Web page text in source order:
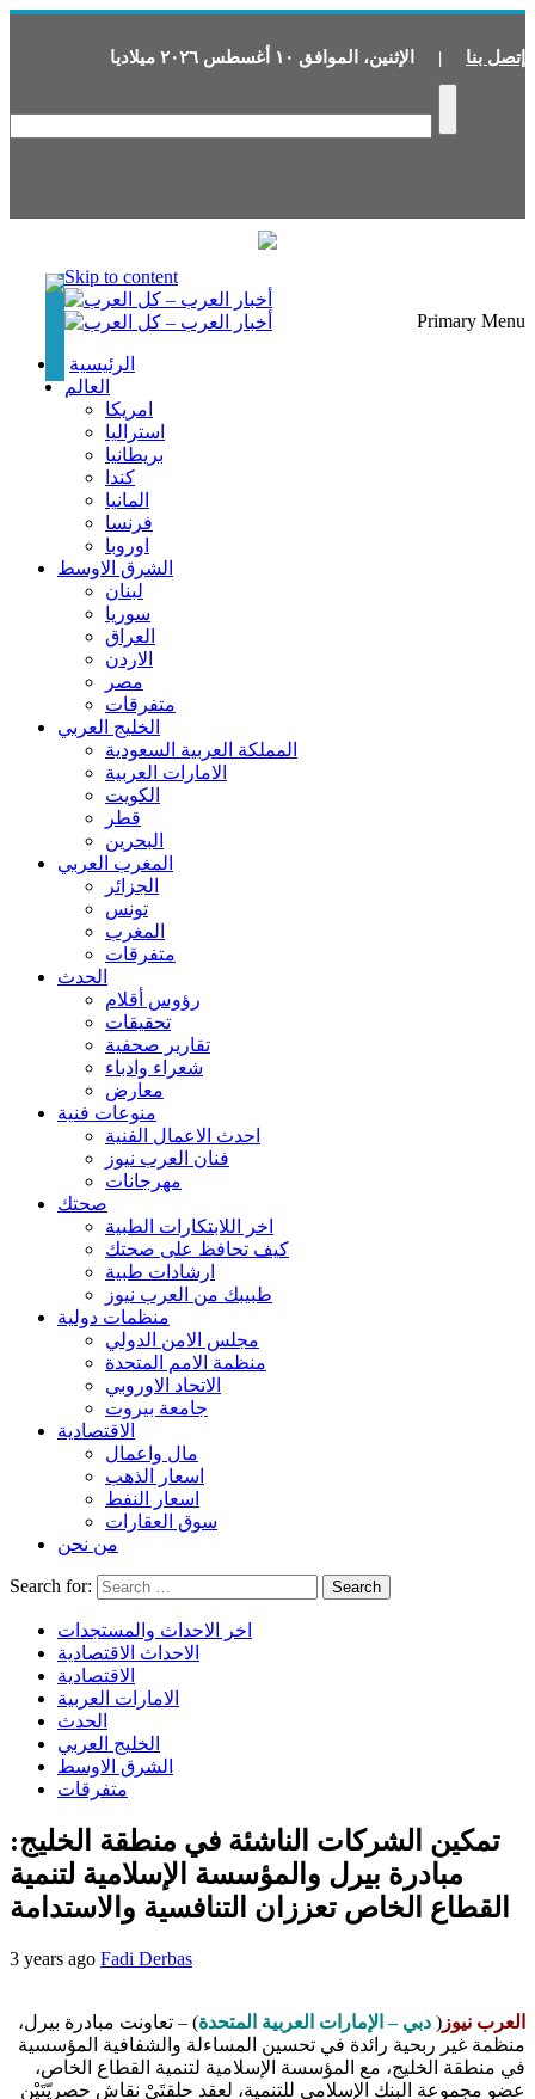
إتصل بنا | الإثنين، الموافق ١٠ أغسطس ٢٠٢٦ ميلاديا
Skip to content
Primary Menu
الرئيسية
العالم
امريكا
استراليا
بريطانيا
كندا
المانيا
فرنسا
اوروبا
الشرق الاوسط
لبنان
سوريا
العراق
الاردن
مصر
متفرقات
الخليج العربي
المملكة العربية السعودية
الامارات العربية
الكويت
قطر
البحرين
المغرب العربي
الجزائر
تونس
المغرب
متفرقات
الحدث
رؤوس أقلام
تحقيقات
تقارير صحفية
شعراء وادباء
معارض
منوعات فنية
احدث الاعمال الفنية
فنان العرب نيوز
مهرجانات
صحتك
اخر اللابتكارات الطبية
كيف تحافظ على صحتك
ارشادات طبية
طبيبك من العرب نيوز
منظمات دولية
مجلس الامن الدولي
منظمة الامم المتحدة
الاتحاد الاوروبي
جامعة بيروت
الاقتصادية
مال واعمال
اسعار الذهب
اسعار النفط
سوق العقارات
من نحن
Search for:
اخر الاحداث والمستجدات
الاحداث الاقتصادية
الاقتصادية
الامارات العربية
الحدث
الخليج العربي
الشرق الاوسط
متفرقات
تمكين الشركات الناشئة في منطقة الخليج:
مبادرة بيرل والمؤسسة الإسلامية لتنمية
القطاع الخاص تعززان التنافسية والاستدامة
3 years ago Fadi Derbas
العرب نيوز ( دبي – الإمارات العربية المتحدة) – تعاونت مبادرة بيرل،
منظمة غير ربحية رائدة في تحسين المساءلة والشفافية المؤسسية
في منطقة الخليج، مع المؤسسة الإسلامية لتنمية القطاع الخاص،
عضو مجموعة البنك الإسلامي للتنمية، لعقد حلقتَيْ نقاش حصريّتَيْن